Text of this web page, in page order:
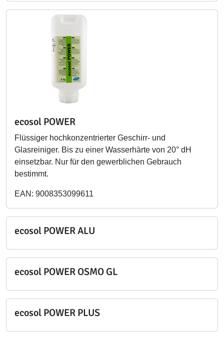
ecosol POWER
Flüssiger hochkonzentrierter Geschirr- und
Glasreiniger. Bis zu einer Wasserhärte von 20° dH
einsetzbar. Nur für den gewerblichen Gebrauch
bestimmt.
EAN: 9008353099611
ecosol POWER ALU
ecosol POWER OSMO GL
ecosol POWER PLUS